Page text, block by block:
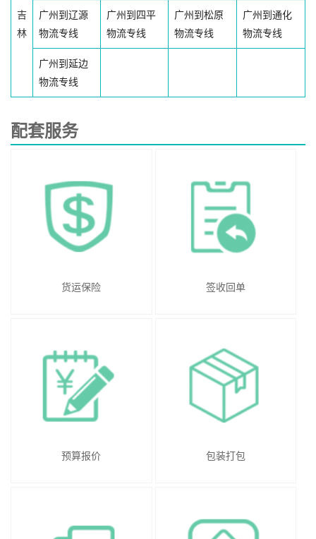
吉
林
广州到辽源
物流专线
广州到四平
物流专线
广州到松原
物流专线
广州到通化
物流专线
广州到延边
物流专线
配套服务
货运保险 签收回单
预算报价 包装打包